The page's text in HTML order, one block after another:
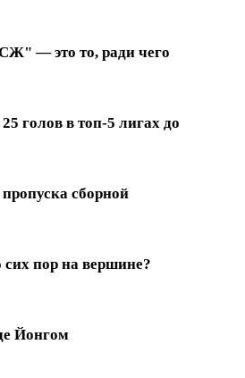
— это то, ради чего
голов в топ-5 лигах до
сборной
пор на вершине?
Йонгом